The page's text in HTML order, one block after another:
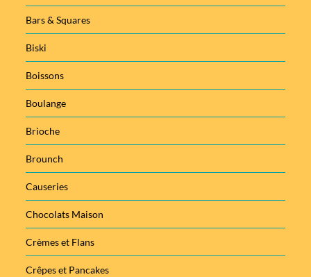
Bars & Squares
Biski
Boissons
Boulange
Brioche
Brounch
Causeries
Chocolats Maison
Crèmes et Flans
Crêpes et Pancakes